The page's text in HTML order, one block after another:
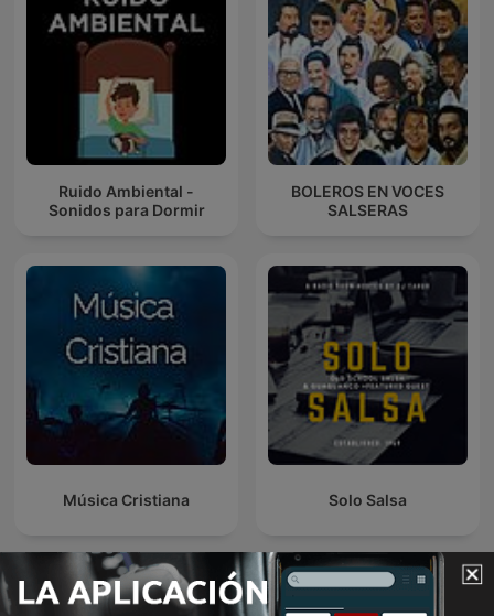
Ruido Ambiental -
Sonidos para Dormir
BOLEROS EN VOCES
SALSERAS
Música Cristiana Solo Salsa